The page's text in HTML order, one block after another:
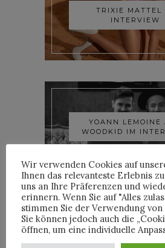
TRIXIE MATTEL
INTERVIEW
YOANN LEMOINE
WOODKID IM
ROOSEVELT IM
Wir verwenden Cookies auf
Ihnen das relevanteste Erlebnis
uns an Ihre Präferenzen und
erinnern. Wenn Sie auf "Alles
stimmen Sie der Verwendung
Sie können jedoch auch die
öffnen, um eine individuelle